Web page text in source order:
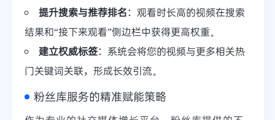
提升搜索与推荐排名：观看时长高的视频在搜索
结果和“接下来观看”侧边栏中获得更高权重。
建立权威标签：系统会将您的视频与更多相关热
门关键词关联，形成长效引流。
粉丝库服务的精准赋能策略